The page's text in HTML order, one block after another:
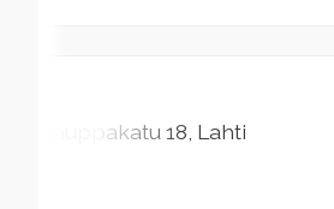
Kauppakatu18 Lahti